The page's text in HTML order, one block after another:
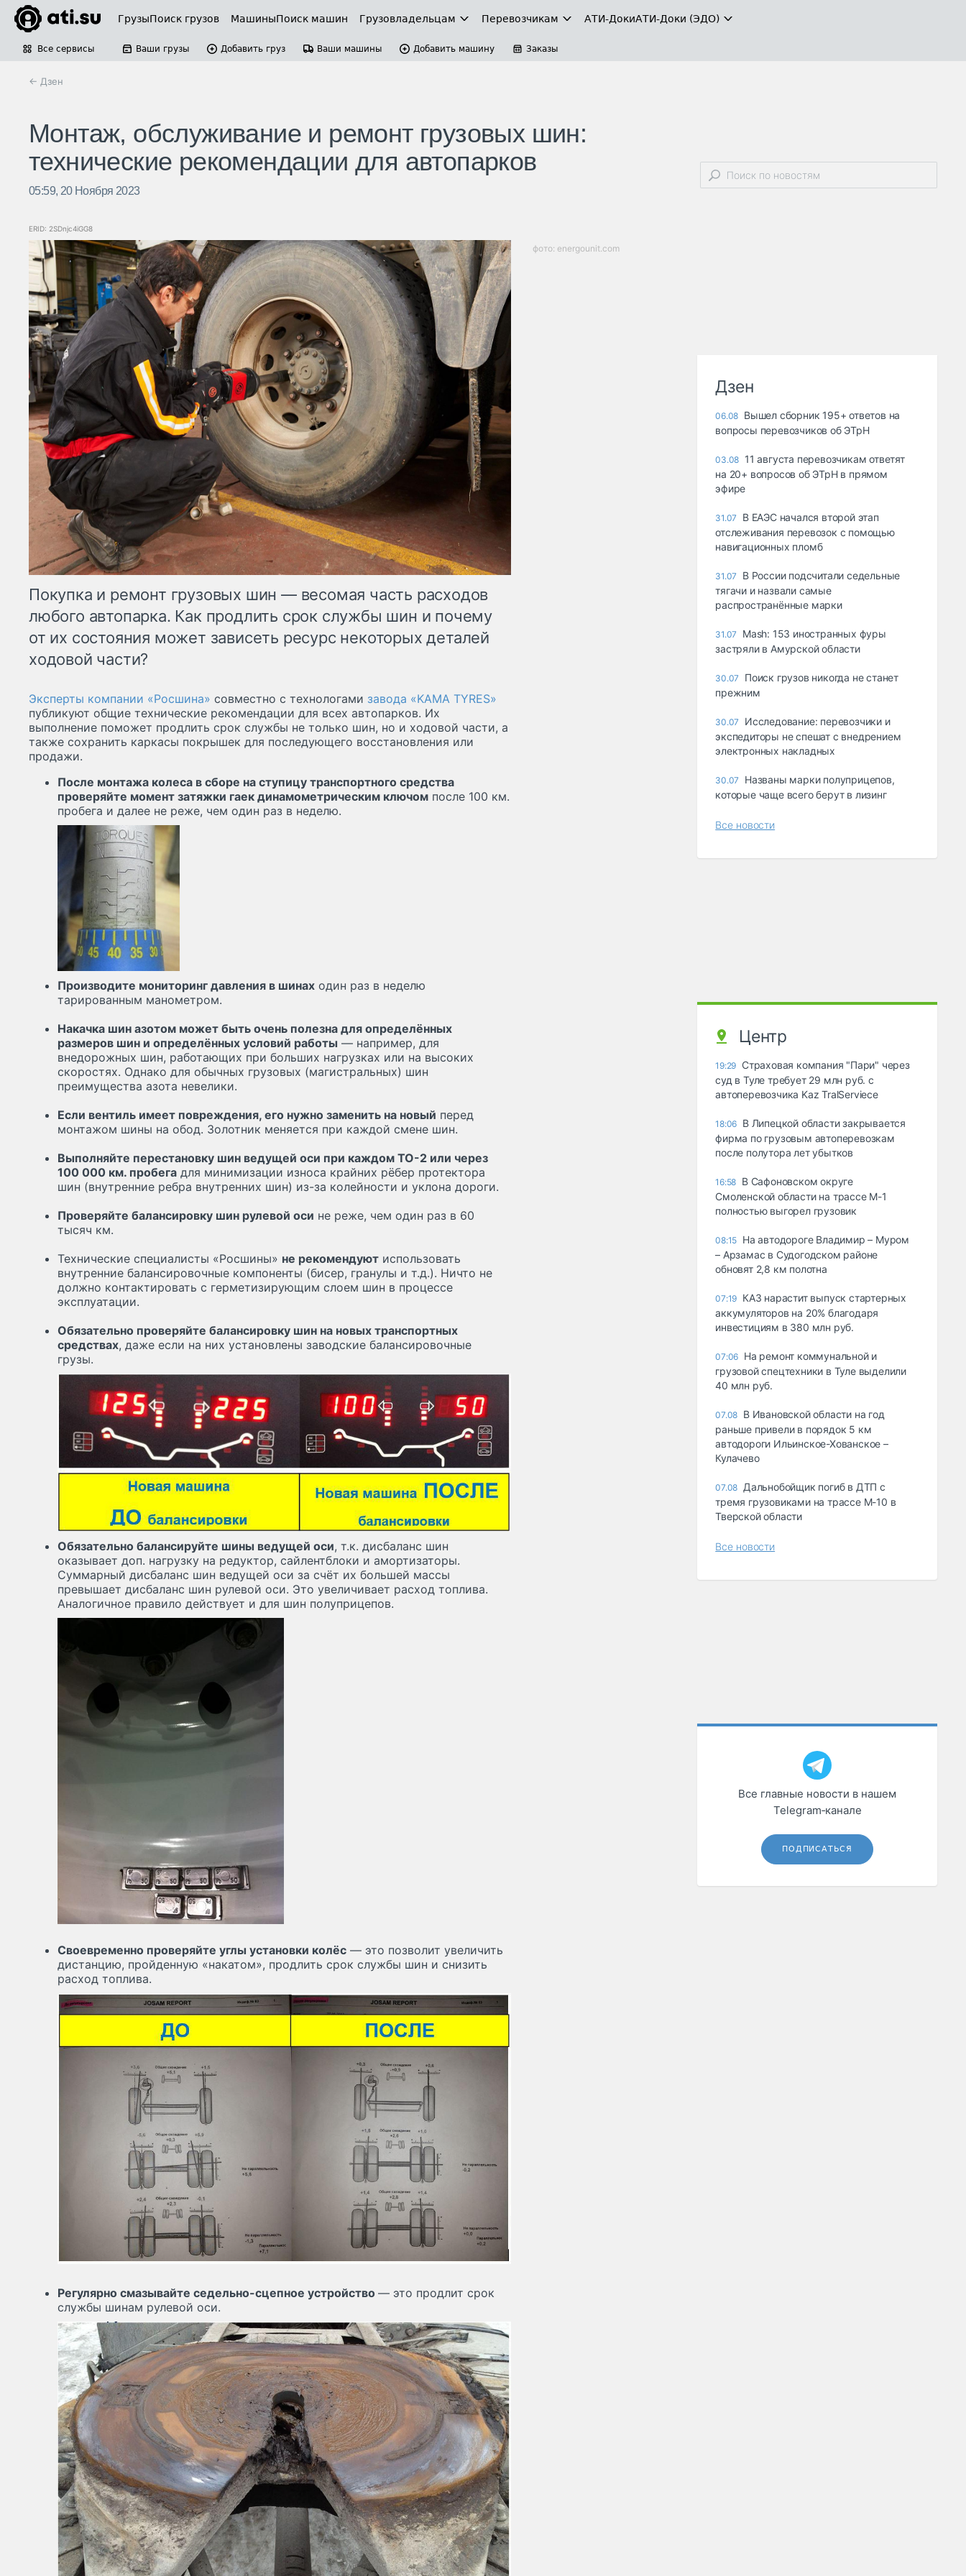
ГрузыПоиск грузов МашиныПоиск машин Грузовладельцам Перевозчикам АТИ-ДокиАТИ-Доки (ЭДО)
Все сервисы Ваши грузы Добавить груз Ваши машины Добавить машину Заказы
← Дзен
Монтаж, обслуживание и ремонт грузовых шин:
технические рекомендации для автопарков
05:59, 20 Ноября 2023
ERID: 2SDnjc4iGG8
фото: energounit.com
Покупка и ремонт грузовых шин — весомая часть расходов
любого автопарка. Как продлить срок службы шин и почему
от их состояния может зависеть ресурс некоторых деталей
ходовой части?
Эксперты компании «Росшина» совместно с технологами завода «KAMA TYRES»
публикуют общие технические рекомендации для всех автопарков. Их
выполнение поможет продлить срок службы не только шин, но и ходовой части, а
также сохранить каркасы покрышек для последующего восстановления или
продажи.
После монтажа колеса в сборе на ступицу транспортного средства
проверяйте момент затяжки гаек динамометрическим ключом после 100 км.
пробега и далее не реже, чем один раз в неделю.
Производите мониторинг давления в шинах один раз в неделю
тарированным манометром.
Накачка шин азотом может быть очень полезна для определённых
размеров шин и определённых условий работы — например, для
внедорожных шин, работающих при больших нагрузках или на высоких
скоростях. Однако для обычных грузовых (магистральных) шин
преимущества азота невелики.
Если вентиль имеет повреждения, его нужно заменить на новый перед
монтажом шины на обод. Золотник меняется при каждой смене шин.
Выполняйте перестановку шин ведущей оси при каждом ТО-2 или через
100 000 км. пробега для минимизации износа крайних рёбер протектора
шин (внутренние ребра внутренних шин) из-за колейности и уклона дороги.
Проверяйте балансировку шин рулевой оси не реже, чем один раз в 60
тысяч км.
Технические специалисты «Росшины» не рекомендуют использовать
внутренние балансировочные компоненты (бисер, гранулы и т.д.). Ничто не
должно контактировать с герметизирующим слоем шин в процессе
эксплуатации.
Обязательно проверяйте балансировку шин на новых транспортных
средствах, даже если на них установлены заводские балансировочные
грузы.
Обязательно балансируйте шины ведущей оси, т.к. дисбаланс шин
оказывает доп. нагрузку на редуктор, сайлентблоки и амортизаторы.
Суммарный дисбаланс шин ведущей оси за счёт их большей массы
превышает дисбаланс шин рулевой оси. Это увеличивает расход топлива.
Аналогичное правило действует и для шин полуприцепов.
Своевременно проверяйте углы установки колёс — это позволит увеличить
дистанцию, пройденную «накатом», продлить срок службы шин и снизить
расход топлива.
Регулярно смазывайте седельно-сцепное устройство — это продлит срок
службы шинам рулевой оси.
Дзен
06.08 Вышел сборник 195+ ответов на
вопросы перевозчиков об ЭТрН
03.08 11 августа перевозчикам ответят
на 20+ вопросов об ЭТрН в прямом
эфире
31.07
В ЕАЭС начался второй этап
отслеживания перевозок с помощью
навигационных пломб
31.07
В России подсчитали седельные
тягачи и назвали самые
распространённые марки
31.07
Mash: 153 иностранных фуры
застряли в Амурской области
30.07
Поиск грузов никогда не станет
прежним
30.07
Исследование: перевозчики и
экспедиторы не спешат с внедрением
электронных накладных
30.07
Названы марки полуприцепов,
которые чаще всего берут в лизинг
Все новости
Центр
19:29 Страховая компания "Пари" через
суд в Туле требует 29 млн руб. с
автоперевозчика Kaz TralServiece
18:06 В Липецкой области закрывается
фирма по грузовым автоперевозкам
после полутора лет убытков
16:58 В Сафоновском округе
Смоленской области на трассе М-1
полностью выгорел грузовик
08:15 На автодороге Владимир – Муром
– Арзамас в Судогодском районе
обновят 2,8 км полотна
07:19 КАЗ нарастит выпуск стартерных
аккумуляторов на 20% благодаря
инвестициям в 380 млн руб.
07:06 На ремонт коммунальной и
грузовой спецтехники в Туле выделили
40 млн руб.
07.08 В Ивановской области на год
раньше привели в порядок 5 км
автодороги Ильинское-Хованское –
Кулачево
07.08 Дальнобойщик погиб в ДТП с
тремя грузовиками на трассе М-10 в
Тверской области
Все новости
Все главные новости в нашем
Telegram‑канале
ПОДПИСАТЬСЯ